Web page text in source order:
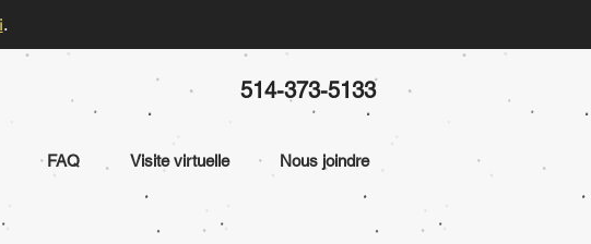
.
514-373-5133
FAQ Visite virtuelle Nous joindre